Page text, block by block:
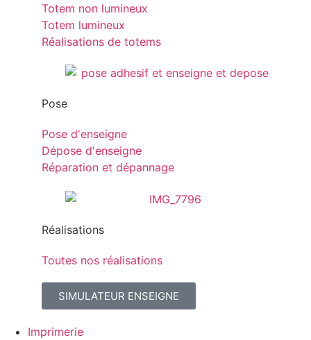
Totem non lumineux
Totem lumineux
Réalisations de totems
Pose
Pose d'enseigne
Dépose d'enseigne
Réparation et dépannage
Réalisations
Toutes nos réalisations
SIMULATEUR ENSEIGNE
Imprimerie